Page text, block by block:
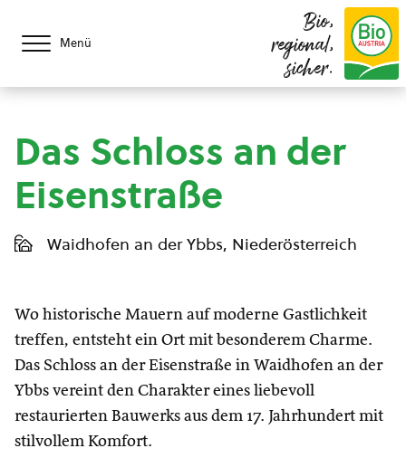
Menü
Bio,
regional,
sicher.
Das Schloss an der
Eisenstraße
Waidhofen an der Ybbs, Niederösterreich
Wo historische Mauern auf moderne Gastlichkeit
treffen, entsteht ein Ort mit besonderem Charme.
Das Schloss an der Eisenstraße in Waidhofen an der
Ybbs vereint den Charakter eines liebevoll
restaurierten Bauwerks aus dem 17. Jahrhundert mit
stilvollem Komfort.